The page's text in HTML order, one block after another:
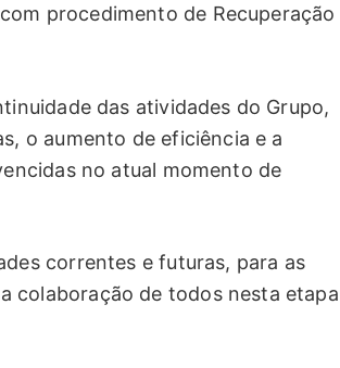
procedimento de Recuperação
das atividades do Grupo,
o aumento de eficiência e a
no atual momento de
correntes e futuras, para as
colaboração de todos nesta etapa